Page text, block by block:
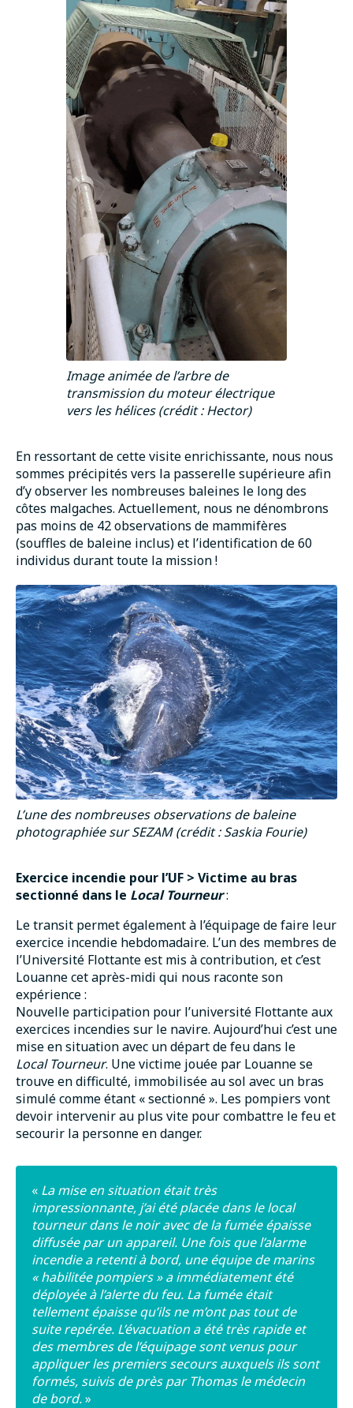
Image animée de l’arbre de
transmission du moteur électrique
vers les hélices (crédit : Hector)
En ressortant de cette visite enrichissante, nous nous
sommes précipités vers la passerelle supérieure afin
d’y observer les nombreuses baleines le long des
côtes malgaches. Actuellement, nous ne dénombrons
pas moins de 42 observations de mammifères
(souffles de baleine inclus) et l’identification de 60
individus durant toute la mission !
L’une des nombreuses observations de baleine
photographiée sur SEZAM (crédit : Saskia Fourie)
Exercice incendie pour l’UF > Victime au bras
sectionné dans le Local Tourneur:
Le transit permet également à l’équipage de faire leur
exercice incendie hebdomadaire. L’un des membres de
l’Université Flottante est mis à contribution, et c’est
Louanne cet après-midi qui nous raconte son
expérience :
Nouvelle participation pour l’université Flottante aux
exercices incendies sur le navire. Aujourd’hui c’est une
mise en situation avec un départ de feu dans le
Local Tourneur. Une victime jouée par Louanne se
trouve en difficulté, immobilisée au sol avec un bras
simulé comme étant « sectionné ». Les pompiers vont
devoir intervenir au plus vite pour combattre le feu et
secourir la personne en danger.
« La mise en situation était très
impressionnante, j’ai été placée dans le local
tourneur dans le noir avec de la fumée épaisse
diffusée par un appareil. Une fois que l’alarme
incendie a retenti à bord, une équipe de marins
« habilitée pompiers » a immédiatement été
déployée à l’alerte du feu. La fumée était
tellement épaisse qu’ils ne m’ont pas tout de
suite repérée. L’évacuation a été très rapide et
des membres de l’équipage sont venus pour
appliquer les premiers secours auxquels ils sont
formés, suivis de près par Thomas le médecin
de bord.»